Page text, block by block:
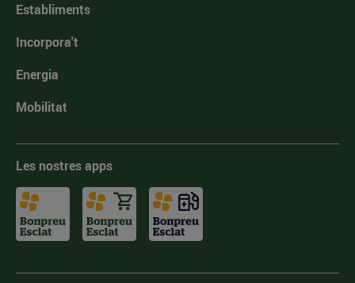
Establiments
Incorpora't
Energia
Mobilitat
Les nostres apps